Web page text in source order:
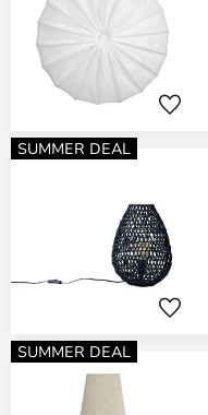
SUMMER DEAL
SUMMER DEAL